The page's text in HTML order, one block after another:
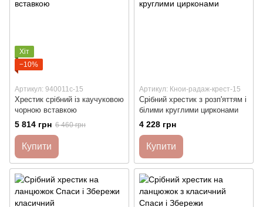
Хіт
−10%
Артикул: 940011с-15
Хрестик срібний із каучуковою
чорною вставкою
5 814 грн 6 460 грн
Купити
Артикул: Кнои-радаж-крест-15
Срібний хрестик з розп'яттям і
білими круглими цирконами
4 228 грн
Купити